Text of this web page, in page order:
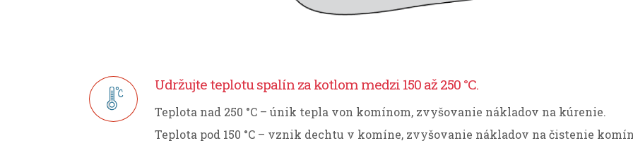
Udržujte teplotu spalín za kotlom medzi 150 až 250 °C.
Teplota nad 250 °C – únik tepla von komínom, zvyšovanie nákladov na kúrenie.
Teplota pod 150 °C – vznik dechtu v komíne, zvyšovanie nákladov na čistenie